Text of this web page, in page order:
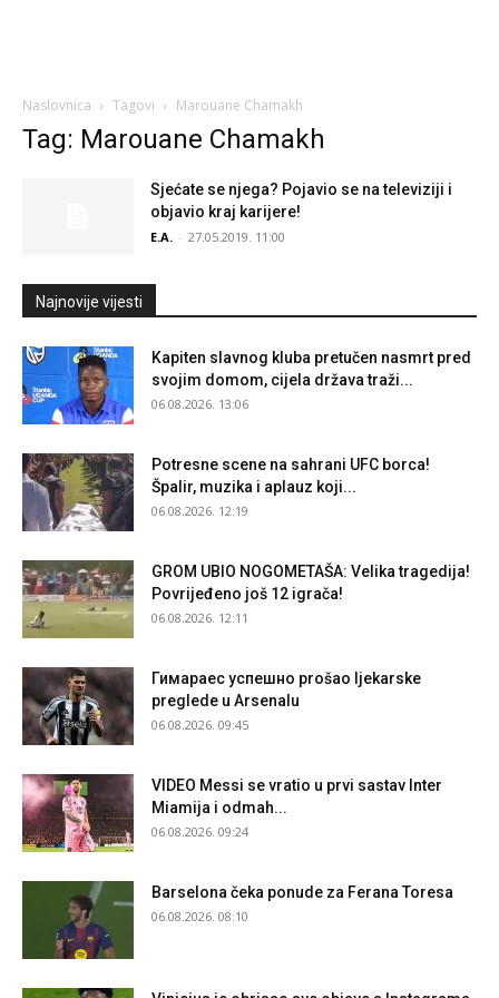
Naslovnica Tagovi Marouane Chamakh
Tag: Marouane Chamakh
Sjećate se njega? Pojavio se na televiziji i
objavio kraj karijere!
E.A. - 27.05.2019. 11:00
Najnovije vijesti
Kapiten slavnog kluba pretučen nasmrt pred
svojim domom, cijela država traži...
06.08.2026. 13:06
Potresne scene na sahrani UFC borca!
Špalir, muzika i aplauz koji...
06.08.2026. 12:19
GROM UBIO NOGOMETAŠA: Velika tragedija!
Povrijeđeno još 12 igrača!
06.08.2026. 12:11
Гимараеc успешно prošao ljekarske
preglede u Arsenalu
06.08.2026. 09:45
VIDEO Messi se vratio u prvi sastav Inter
Miamija i odmah...
06.08.2026. 09:24
Barselona čeka ponude za Ferana Toresa
06.08.2026. 08:10